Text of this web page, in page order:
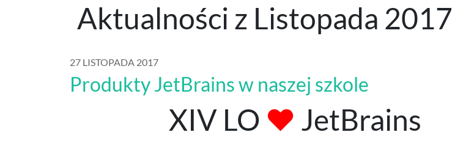
Aktualności z Listopada 2017
27 LISTOPADA 2017
Produkty JetBrains w naszej szkole
XIV LO ♥ JetBrains